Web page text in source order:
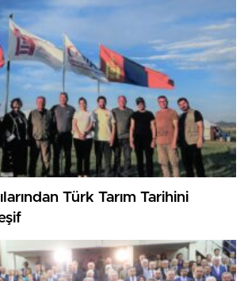
Türk Tarım Tarihini